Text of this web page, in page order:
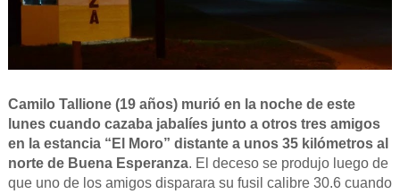
Camilo Tallione (19 años) murió en la noche de este
lunes cuando cazaba jabalíes junto a otros tres amigos
en la estancia “El Moro” distante a unos 35 kilómetros al
norte de Buena Esperanza. El deceso se produjo luego de
que uno de los amigos disparara su fusil calibre 30.6 cuando